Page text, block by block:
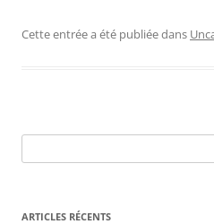
Cette entrée a été publiée dans
ARTICLES RÉCENTS